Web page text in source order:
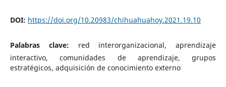
DOI: https://doi.org/10.20983/chihuahuahoy.2021.19.10
Palabras clave: red interorganizacional, aprendizaje
interactivo, comunidades de aprendizaje, grupos
estratégicos, adquisición de conocimiento externo